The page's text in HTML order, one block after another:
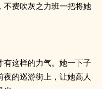
不费吹灰之力班一把将她
有这样的力气。她一下子
的巡游街上，让她高人